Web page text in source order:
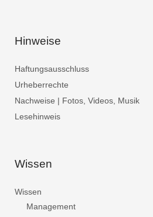
Hinweise
Haftungsausschluss
Urheberrechte
Nachweise | Fotos, Videos, Musik
Lesehinweis
Wissen
Wissen
Management